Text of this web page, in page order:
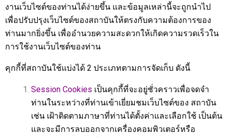
งานเว็บไซต์ของท่านได้ง่ายขึ้น และข้อมูลเหล่านี้จะถูกนำไป
เพื่อปรับปรุงเว็บไซต์ของสถาบันให้ตรงกับความต้องการของ
ท่านมากยิ่งขึ้น เพื่ออำนวยความสะดวกให้เกิดความรวดเร็วใน
การใช้งานเว็บไซต์ของท่าน
คุกกี้ที่สถาบันใช้แบ่งได้ 2 ประเภทตามการจัดเก็บ ดังนี้
Session Cookies เป็นคุกกี้ที่จะอยู่ชั่วคราวเพื่อจดจำ
ท่านในระหว่างที่ท่านเข้าเยี่ยมชมเว็บไซต์ของ สถาบัน
เช่น เฝ้าติดตามภาษาที่ท่านได้ตั้งค่าและเลือกใช้ เป็นต้น
และจะมีการลบออกจากเครื่องคอมพิวเตอร์หรือ